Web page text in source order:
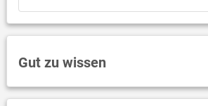
Gut zu wissen